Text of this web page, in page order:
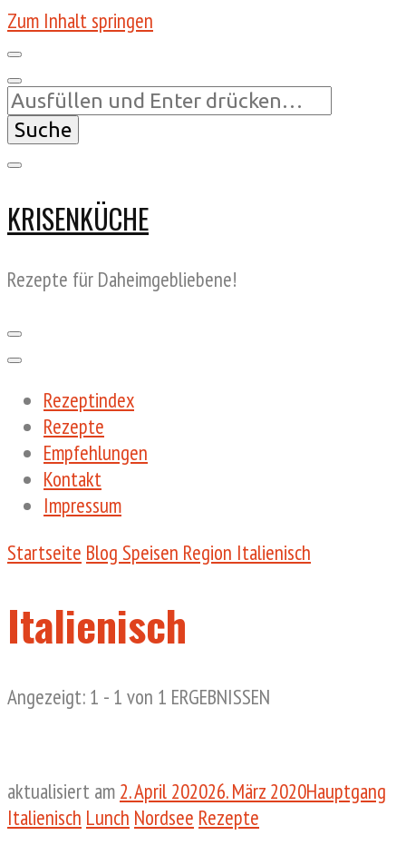
Zum Inhalt springen
Suchst
du
nach
KRISENKÜCHE
Rezepte für Daheimgebliebene!
Rezeptindex
Rezepte
Empfehlungen
Kontakt
Impressum
Startseite Blog Speisen Region Italienisch
Italienisch
Angezeigt: 1 - 1 von 1 ERGEBNISSEN
aktualisiert am 2. April 202026. März 2020Hauptgang
Italienisch Lunch Nordsee Rezepte